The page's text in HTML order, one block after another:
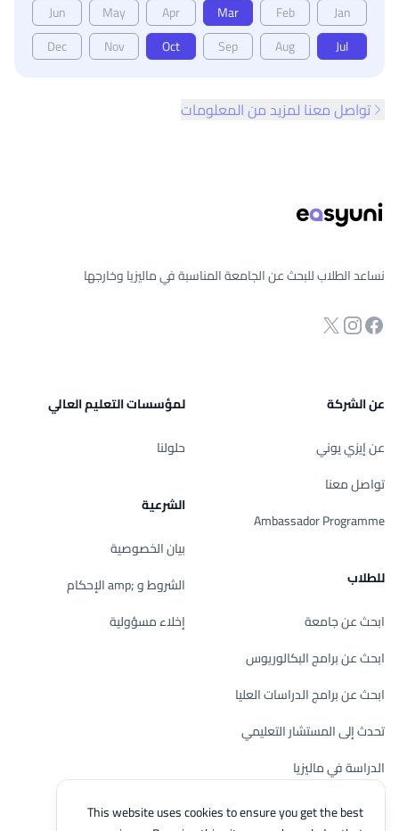
Jan
Feb
Mar
Apr
May
Jun
Jul
Aug
Sep
Oct
Nov
Dec
تواصل معنا لمزيد من المعلومات
This website uses cookies to ensure you get the best
نساعد الطلاب للبحث عن الجامعة المناسبة في ماليزيا وخارجها
صفحة الفيسبوك
انستجرام
Twitter
عن الشركة
عن إيزي يوني
تواصل معنا
Ambassador Programme
للطلاب
ابحث عن جامعة
ابحث عن برامج البكالوريوس
ابحث عن برامج الدراسات العليا
تحدث إلى المستشار التعليمي
الدراسة في ماليزيا
تحقق من أهليتك
لمؤسسات التعليم العالي
حلولنا
الشرعية
بيان الخصوصية
الشروط و ;amp الإحكام
إخلاء مسؤولية